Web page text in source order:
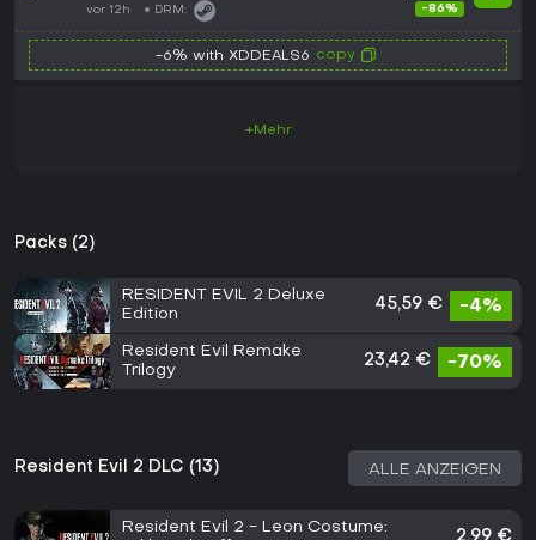
vor 12h DRM: -86%
-6% with XDDEALS6 copy
+Mehr
Packs (2)
RESIDENT EVIL 2 Deluxe
Edition
45,59 € -4%
Resident Evil Remake
Trilogy
23,42 € -70%
Resident Evil 2 DLC (13) ALLE ANZEIGEN
Resident Evil 2 - Leon Costume: